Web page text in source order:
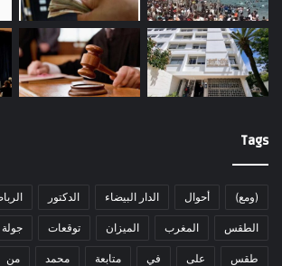
Tags
(ومع) أحوال الدار البيضاء الدكتور
الطقس المغرب الميزان توقعات جولة
طقس على في متابعة محمد من